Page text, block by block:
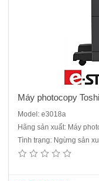
Máy photocopy
Model: e3018a
Hãng sản xuất: Máy
Tình trạng: Ngừng sản
Máy photocopy
máy đời mới nhất hiện
Copy - In - Scan màu -